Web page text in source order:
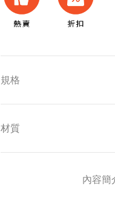
規格
材質
內容簡